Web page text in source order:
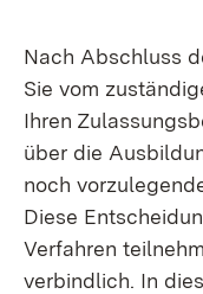
Nach Abschluss
Sie vom
Ihren
über die
noch
Diese
Verfahren
verbindlich. In